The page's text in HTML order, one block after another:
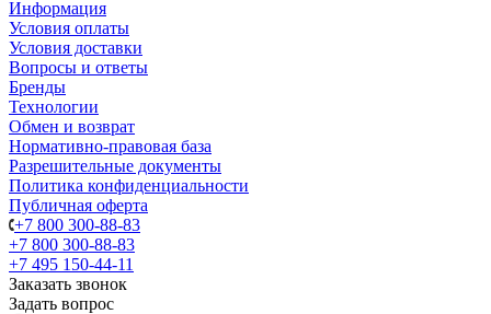
Информация
Условия оплаты
Условия доставки
Вопросы и ответы
Бренды
Технологии
Обмен и возврат
Нормативно-правовая база
Разрешительные документы
Политика конфиденциальности
Публичная оферта
+7 800 300-88-83
+7 800 300-88-83
+7 495 150-44-11
Заказать звонок
Задать вопрос